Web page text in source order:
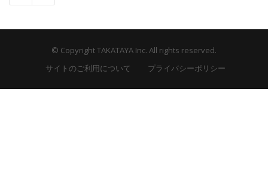
© Copyright TAKATAYA Inc. All rights reserved.
サイトのご利用について
プライバシーポリシー